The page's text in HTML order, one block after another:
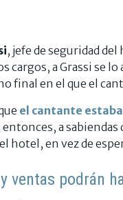
, jefe de seguridad
cargos, a Grassi se
final en el que el
el cantante
entonces, a
hotel, en vez de
ventas podrán